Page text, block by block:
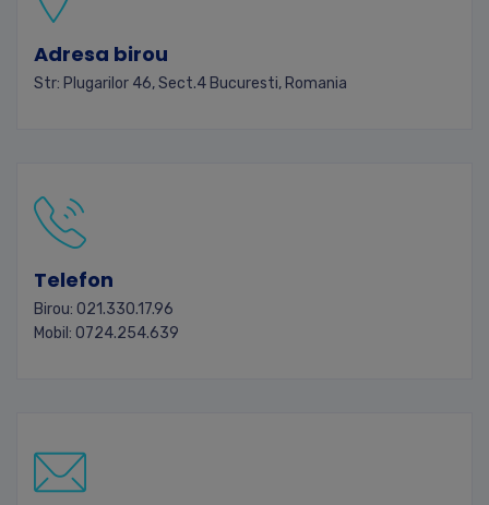
Adresa birou
Str: Plugarilor 46, Sect.4 Bucuresti, Romania
Telefon
Birou: 021.330.17.96
Mobil: 0724.254.639